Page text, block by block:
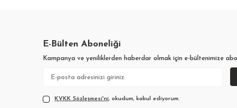
E-Bülten Aboneliği
Kampanya ve yeniliklerden haberdar olmak için e-bültenimize
KVKK Sözleşmesi'ni, okudum, kabul ediyorum.